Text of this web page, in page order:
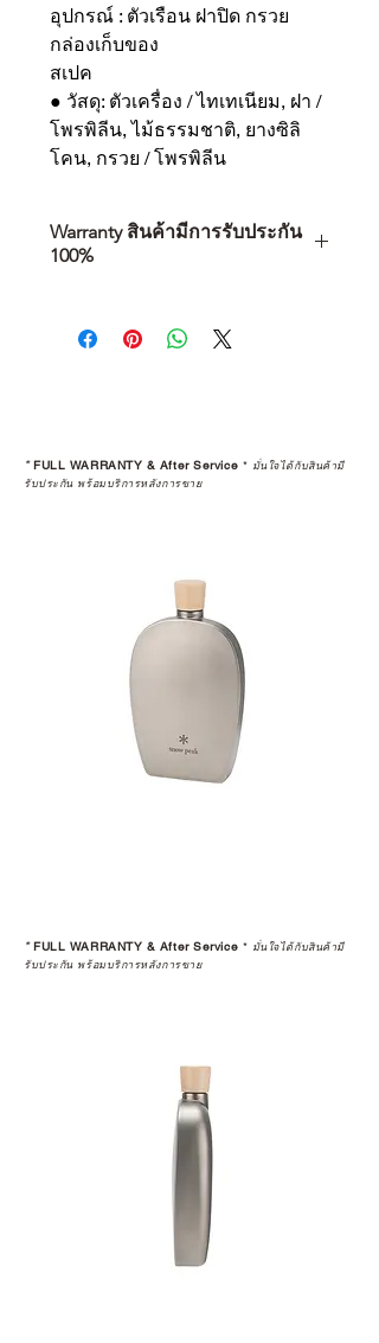
อุปกรณ์ : ตัวเรือน ฝาปิด กรวย
กล่องเก็บของ
สเปค
● วัสดุ: ตัวเครื่อง / ไทเทเนียม, ฝา /
โพรพิลีน, ไม้ธรรมชาติ, ยางซิลิ
โคน, กรวย / โพรพิลีน
Warranty สินค้ามีการรับประกัน
100%
คุณตัดสินใจซื้อ แต่รวมไปถึง
“ประสบการณ์หลังการใช้งาน” ใน
STUDIO และร้านตัวแทนจำหน่ายที่
ได้รับการแต่งตั้งอย่างเป็นทางการ จะ
เป็นการให้คำแนะนำ การดูแลสินค้า
หรือการแก้ไขปัญหาที่อาจเกิดขึ้นใน
ก่อนตัดสินใจซื้อสินค้า เราอยาก
แนะนำให้คุณสอบถามทุกครั้งว่า ร้าน
ค้าที่คุณกำลังเลือกซื้อนั้น มีการรับ
ประกันสินค้าจากตัวแทนจำหน่าย
ในอุปกรณ์ที่คุณรัก มีคุณค่าอย่าง
เพื่อให้คุณได้รับทั้งสินค้า และ
ประสบการณ์ที่สมบูรณ์แบบในระยะ
อ่านต่อเรื่องการรับประกันสินค้าได้
https://www.campstudio.co.th/
*FULL WARRANTY & After Service * มั่นใจได้กับสินค้ามี
รับประกัน พร้อมบริการหลังการขาย
*FULL WARRANTY & After Service * มั่นใจได้กับสินค้ามี
รับประกัน พร้อมบริการหลังการขาย